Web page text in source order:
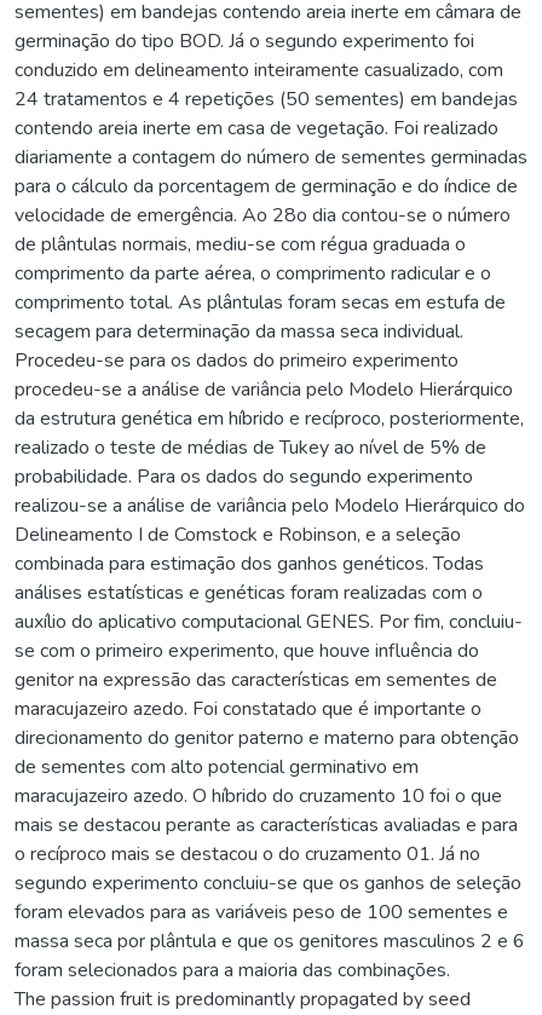
sementes) em bandejas contendo areia inerte em câmara de
germinação do tipo BOD. Já o segundo experimento foi
conduzido em delineamento inteiramente casualizado, com
24 tratamentos e 4 repetições (50 sementes) em bandejas
contendo areia inerte em casa de vegetação. Foi realizado
diariamente a contagem do número de sementes germinadas
para o cálculo da porcentagem de germinação e do índice de
velocidade de emergência. Ao 28o dia contou-se o número
de plântulas normais, mediu-se com régua graduada o
comprimento da parte aérea, o comprimento radicular e o
comprimento total. As plântulas foram secas em estufa de
secagem para determinação da massa seca individual.
Procedeu-se para os dados do primeiro experimento
procedeu-se a análise de variância pelo Modelo Hierárquico
da estrutura genética em híbrido e recíproco, posteriormente,
realizado o teste de médias de Tukey ao nível de 5% de
probabilidade. Para os dados do segundo experimento
realizou-se a análise de variância pelo Modelo Hierárquico do
Delineamento I de Comstock e Robinson, e a seleção
combinada para estimação dos ganhos genéticos. Todas
análises estatísticas e genéticas foram realizadas com o
auxílio do aplicativo computacional GENES. Por fim, concluiu-
se com o primeiro experimento, que houve influência do
genitor na expressão das características em sementes de
maracujazeiro azedo. Foi constatado que é importante o
direcionamento do genitor paterno e materno para obtenção
de sementes com alto potencial germinativo em
maracujazeiro azedo. O híbrido do cruzamento 10 foi o que
mais se destacou perante as características avaliadas e para
o recíproco mais se destacou o do cruzamento 01. Já no
segundo experimento concluiu-se que os ganhos de seleção
foram elevados para as variáveis peso de 100 sementes e
massa seca por plântula e que os genitores masculinos 2 e 6
foram selecionados para a maioria das combinações.
The passion fruit is predominantly propagated by seed